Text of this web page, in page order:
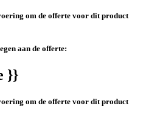
om de offerte voor dit product
aan de offerte:
}}
om de offerte voor dit product